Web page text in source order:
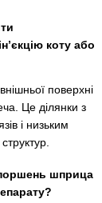
коту або
поверхні
Це ділянки з
і низьким
шприца